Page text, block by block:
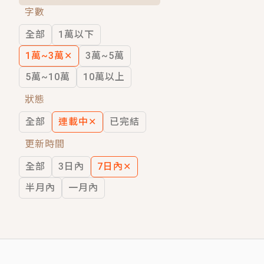
穿越｜《穿越遠古後成了野人娘子》你
字數
全部
1萬以下
1萬~3萬 ✕
3萬~5萬
5萬~10萬
10萬以上
狀態
全部
連載中 ✕
已完結
更新時間
全部
3日內 7日內 ✕
半月內
一月內